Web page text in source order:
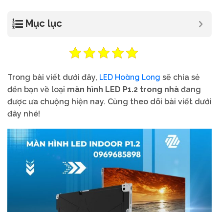
Mục lục
Trong bài viết dưới đây, LED Hoàng Long sẽ chia sẻ
đến bạn về loại màn hình LED P1.2 trong nhà đang
được ưa chuộng hiện nay. Cùng theo dõi bài viết dưới
đây nhé!